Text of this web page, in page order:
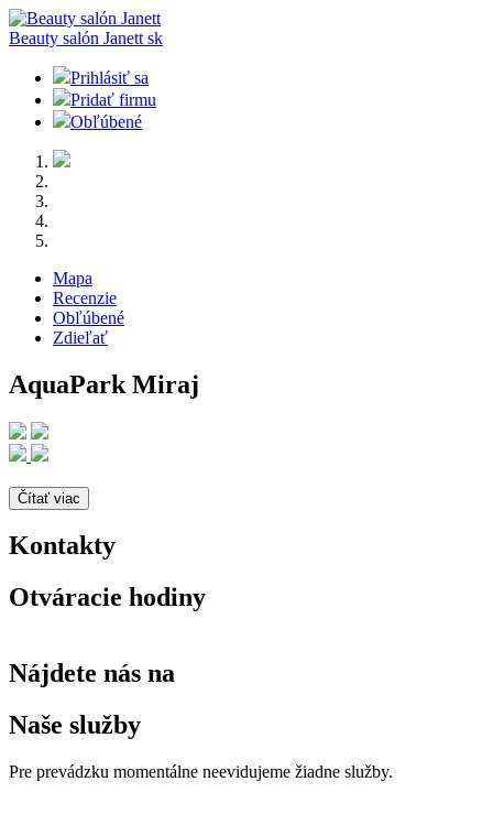
Beauty salón Janett sk
Prihlásiť sa
Pridať firmu
Obľúbené
Mapa
Recenzie
Obľúbené
Zdieľať
AquaPark Miraj
Čítať viac
Kontakty
Otváracie hodiny
Nájdete nás na
Naše služby
Pre prevádzku momentálne neevidujeme žiadne služby.